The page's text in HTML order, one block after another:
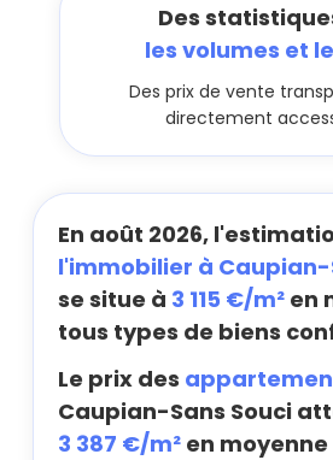
Des
les volumes et
Des prix de vente
directement
En août 2026,
l'immobilier à Caupian-
se situe à 3 115 €/m² en
tous types de biens
Le prix des
Caupian-Sans Souci
3 387 €/m² en moyenne